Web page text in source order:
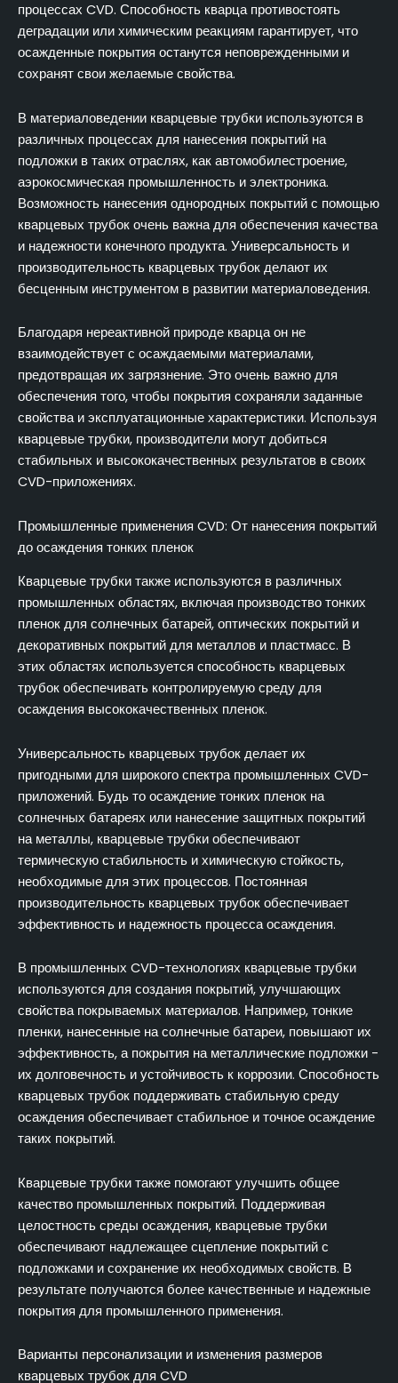
процессах CVD. Способность кварца противостоять
деградации или химическим реакциям гарантирует, что
осажденные покрытия останутся неповрежденными и
сохранят свои желаемые свойства.
В материаловедении кварцевые трубки используются в
различных процессах для нанесения покрытий на
подложки в таких отраслях, как автомобилестроение,
аэрокосмическая промышленность и электроника.
Возможность нанесения однородных покрытий с помощью
кварцевых трубок очень важна для обеспечения качества
и надежности конечного продукта. Универсальность и
производительность кварцевых трубок делают их
бесценным инструментом в развитии материаловедения.
Благодаря нереактивной природе кварца он не
взаимодействует с осаждаемыми материалами,
предотвращая их загрязнение. Это очень важно для
обеспечения того, чтобы покрытия сохраняли заданные
свойства и эксплуатационные характеристики. Используя
кварцевые трубки, производители могут добиться
стабильных и высококачественных результатов в своих
CVD-приложениях.
Промышленные применения CVD: От нанесения покрытий
до осаждения тонких пленок
Кварцевые трубки также используются в различных
промышленных областях, включая производство тонких
пленок для солнечных батарей, оптических покрытий и
декоративных покрытий для металлов и пластмасс. В
этих областях используется способность кварцевых
трубок обеспечивать контролируемую среду для
осаждения высококачественных пленок.
Универсальность кварцевых трубок делает их
пригодными для широкого спектра промышленных CVD-
приложений. Будь то осаждение тонких пленок на
солнечных батареях или нанесение защитных покрытий
на металлы, кварцевые трубки обеспечивают
термическую стабильность и химическую стойкость,
необходимые для этих процессов. Постоянная
производительность кварцевых трубок обеспечивает
эффективность и надежность процесса осаждения.
В промышленных CVD-технологиях кварцевые трубки
используются для создания покрытий, улучшающих
свойства покрываемых материалов. Например, тонкие
пленки, нанесенные на солнечные батареи, повышают их
эффективность, а покрытия на металлические подложки -
их долговечность и устойчивость к коррозии. Способность
кварцевых трубок поддерживать стабильную среду
осаждения обеспечивает стабильное и точное осаждение
таких покрытий.
Кварцевые трубки также помогают улучшить общее
качество промышленных покрытий. Поддерживая
целостность среды осаждения, кварцевые трубки
обеспечивают надлежащее сцепление покрытий с
подложками и сохранение их необходимых свойств. В
результате получаются более качественные и надежные
покрытия для промышленного применения.
Варианты персонализации и изменения размеров
кварцевых трубок для CVD